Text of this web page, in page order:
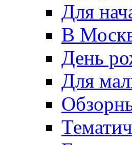
Для
В
День
Для